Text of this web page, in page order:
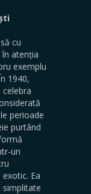
cu
atenția
exemplu
1940,
perioade
purtând
un
Ea
simplitate